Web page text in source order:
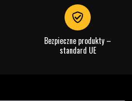
Bezpieczne produkty –
standard UE